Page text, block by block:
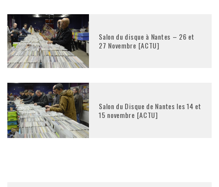
Salon du disque à Nantes – 26 et
27 Novembre [ACTU]
Salon du Disque de Nantes les 14 et
15 novembre [ACTU]